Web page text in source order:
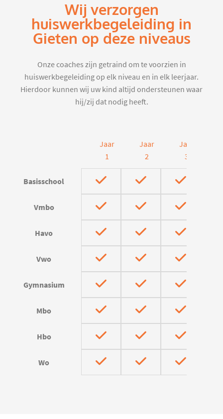
Wij verzorgen
huiswerkbegeleiding in
Gieten op deze niveaus
Onze coaches zijn getraind om te voorzien in
huiswerkbegeleiding op elk niveau en in elk leerjaar.
Hierdoor kunnen wij uw kind altijd ondersteunen waar
hij/zij dat nodig heeft.
Jaar
1
Jaar
2
Jaar
3
Basisschool
Vmbo
Havo
Vwo
Gymnasium
Mbo
Hbo
Wo